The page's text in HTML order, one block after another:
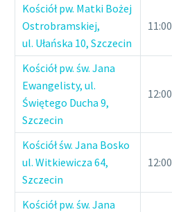
Kościół pw. Matki Bożej
Ostrobramskiej,
ul. Ułańska 10, Szczecin
11:00
Kościół pw. św. Jana
Ewangelisty, ul.
Świętego Ducha 9,
Szczecin
12:00
Kościół św. Jana Bosko
ul. Witkiewicza 64,
Szczecin
12:00
Kościół pw. św. Jana